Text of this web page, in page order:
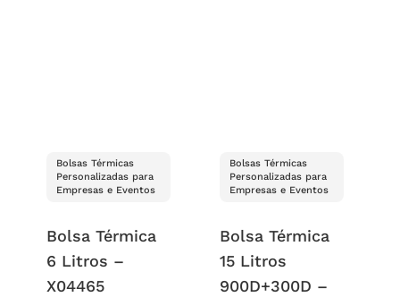
Bolsas Térmicas
Personalizadas para
Empresas e Eventos
Bolsa Térmica
6 Litros –
X04465
Bolsas Térmicas
Personalizadas para
Empresas e Eventos
Bolsa Térmica
15 Litros
900D+300D –